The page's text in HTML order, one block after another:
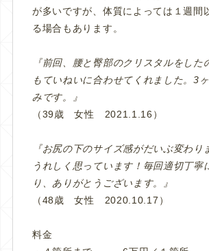
が多いですが、体質によっては１週間
る場合もあります。
『前回、腰と臀部のクリスタルをした
もていねいに合わせてくれました。3
みです。』
（39歳 女性 2021.1.16）
『お尻の下のサイズ感がだいぶ変わり
うれしく思っています！毎回適切丁寧
り、ありがとうございます。』
（48歳 女性 2020.10.17）
料金